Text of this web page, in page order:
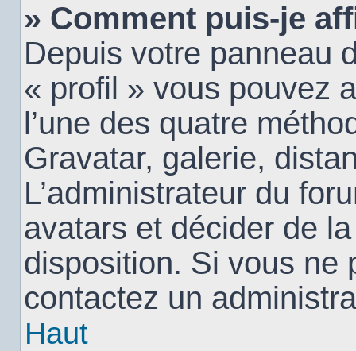
» Comment puis-je
Depuis votre panneau
« profil » vous pouvez
l’une des quatre
Gravatar, galerie,
L’administrateur du
avatars et décider de
disposition. Si vous ne
contactez un
Haut